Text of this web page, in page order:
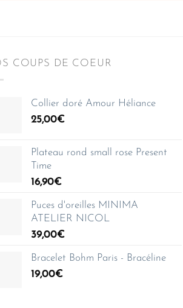
COUPS DE COEUR
Collier doré Amour Héliance
25,00€
Plateau rond small rose Present
Time
16,90€
Puces d'oreilles MINIMA
ATELIER NICOL
39,00€
Bracelet Bohm Paris - Bracéline
19,00€